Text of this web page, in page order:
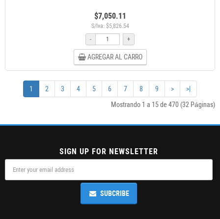
$7,050.11
S/Iva: $5,826.54
-
+
AGREGAR AL CARRO
1 2 3 4 5 6 7 8 9 >
>|
Mostrando 1 a 15 de 470 (32 Páginas)
SIGN UP FOR NEWSLETTER
SUBCRIBE